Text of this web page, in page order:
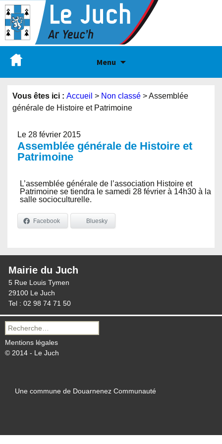
Menu
Vous êtes ici : Accueil > Non classé >Assemblée
générale de Histoire et Patrimoine
Le 28 février 2015
Assemblée générale de Histoire et
Patrimoine
L’assemblée générale de l’association Histoire et
Patrimoine se tiendra le samedi 28 février à 14h30 à la
salle socioculturelle.
Facebook Bluesky
Mairie du Juch
5 Rue Louis Tymen
29100 Le Juch
Tel : 02 98 74 71 50
Recherche
pour :
Mentions légales
© 2014 - Le Juch
Une commune de Douarnenez Communauté